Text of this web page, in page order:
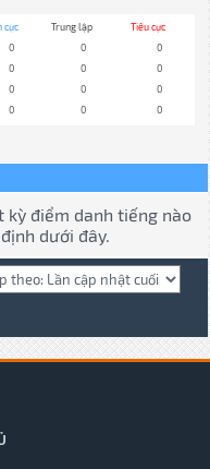
cực Trung lập
Tiêu cực
0 0
0
0 0
0
0 0
0
0
0 0
kỳ điểm danh tiếng nào
dưới đây.